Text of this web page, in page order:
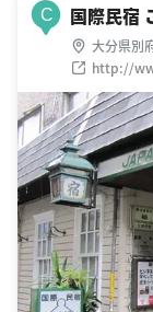
C 国際民宿
大分県別
http://